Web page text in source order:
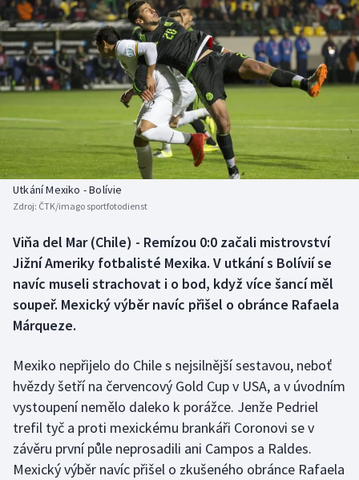
DALŠÍ SPORTY
Americký fotbal
Baseball a softbal
Basketbal
Biatlon
Boby a skeleton
Box
Curling
Dostihy
Futsal
Golf
Gymnastika
NEPŘEHLÉDNĚTE
Soutěže
Historické návraty
Aplikace ČT sport
AZ kvíz
Utkání Mexiko - Bolívie
Zdroj: ČTK/imago sportfotodienst
Viňa del Mar (Chile) - Remízou 0:0 začali mistrovství
Jižní Ameriky fotbalisté Mexika. V utkání s Bolívií se
navíc museli strachovat i o bod, když více šancí měl
soupeř. Mexický výběr navíc přišel o obránce Rafaela
Márqueze.
Mexiko nepřijelo do Chile s nejsilnější sestavou, neboť
hvězdy šetří na červencový Gold Cup v USA, a v úvodním
vystoupení nemělo daleko k porážce. Jenže Pedriel
trefil tyč a proti mexickému brankáři Coronovi se v
závěru první půle neprosadili ani Campos a Raldes.
Mexický výběr navíc přišel o zkušeného obránce Rafaela